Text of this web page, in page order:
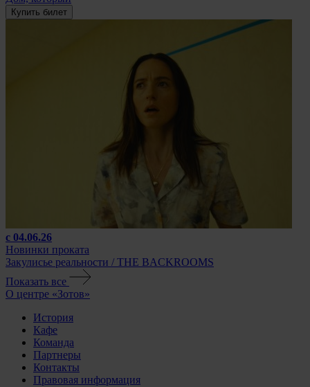
Купить билет
с 04.06.26
Новинки проката
Закулисье реальности / THE BACKROOMS
Показать все
О центре «Зотов»
История
Кафе
Команда
Партнеры
Контакты
Правовая информация